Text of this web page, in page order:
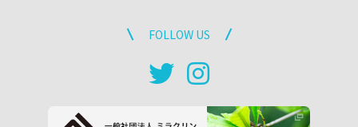
FOLLOW US